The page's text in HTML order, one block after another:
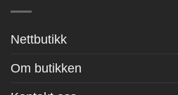
Nettbutikk
Om butikken